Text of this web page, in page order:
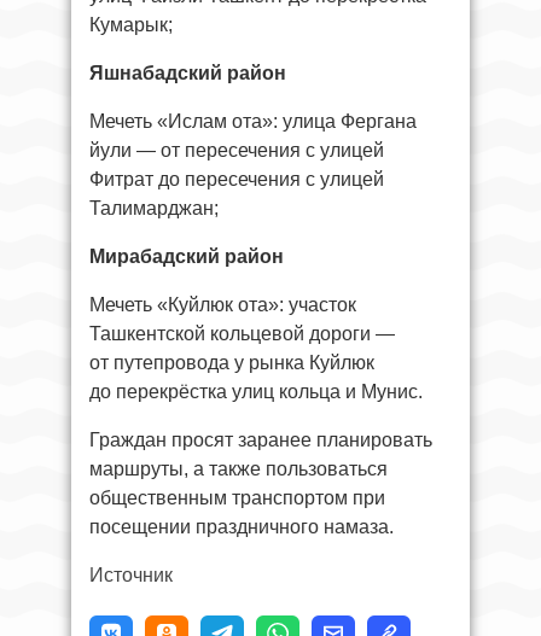
Кумарык;
Яшнабадский район
Мечеть «Ислам ота»: улица Фергана
йули — от пересечения с улицей
Фитрат до пересечения с улицей
Талимарджан;
Мирабадский район
Мечеть «Куйлюк ота»: участок
Ташкентской кольцевой дороги —
от путепровода у рынка Куйлюк
до перекрёстка улиц кольца и Мунис.
Граждан просят заранее планировать
маршруты, а также пользоваться
общественным транспортом при
посещении праздничного намаза.
Источник